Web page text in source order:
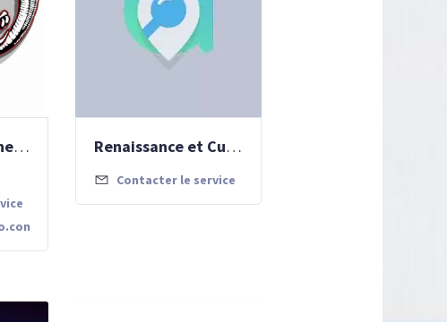
Penchak Fisfo Chessy Renaissance et Culture
Contacter le service